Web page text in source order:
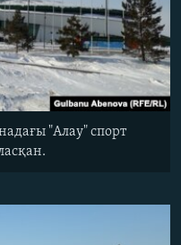
"Алау" спорт